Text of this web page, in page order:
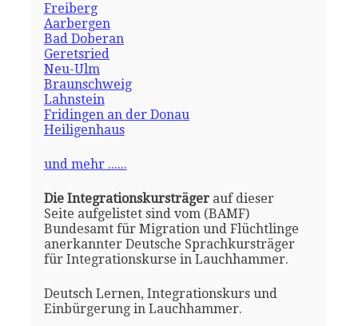
Freiberg
Aarbergen
Bad Doberan
Geretsried
Neu-Ulm
Braunschweig
Lahnstein
Fridingen an der Donau
Heiligenhaus
und mehr ......
Die Integrationskursträgerauf dieser
Seite aufgelistet sind vom (BAMF)
Bundesamt für Migration und Flüchtlinge
anerkannter Deutsche Sprachkursträger
für Integrationskurse in Lauchhammer.
Deutsch Lernen, Integrationskurs und
Einbürgerung in Lauchhammer.